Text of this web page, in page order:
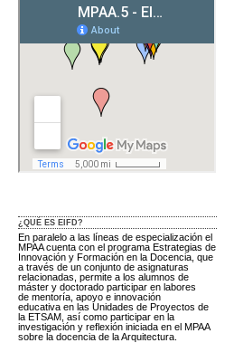
¿QUÉ ES EIFD?
En paralelo a las líneas de especialización el
MPAA cuenta con el programa Estrategias de
Innovación y Formación en la Docencia, que
a través de un conjunto de asignaturas
relacionadas, permite a los alumnos de
máster y doctorado participar en labores
de mentoría, apoyo e innovación
educativa en las Unidades de Proyectos de
la ETSAM, así como participar en la
investigación y reflexión iniciada en el MPAA
sobre la docencia de la Arquitectura.